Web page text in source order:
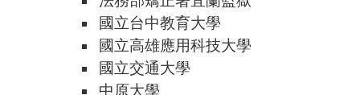
國立台中教育大學
國立高雄應用科技大學
國立交通大學
中原大學